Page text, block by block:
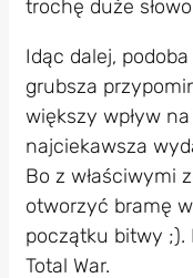
trochę duże
Idąc dalej,
grubsza
większy wpływ
najciekawsza
Bo z właściwymi
otworzyć bramę
początku bitwy ;).
Total War.